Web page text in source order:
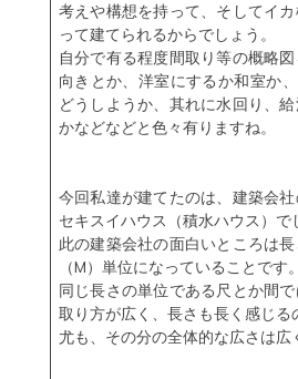
考えや構想を持って、そしてイ
って建てられるからでしょう。
自分で有る程度間取り等の概略
向きとか、洋室にするか和室か
どうしようか、其れに水回り、
かなどなどと色々有りますね。
今回私達が建てたのは、建築会
セキスイハウス（積水ハウス）で
此の建築会社の面白いところは
（M）単位になっていることです。
同じ長さの単位である尺とか間
取り方が広く、長さも長く感じる
尤も、その分の全体的な広さは広